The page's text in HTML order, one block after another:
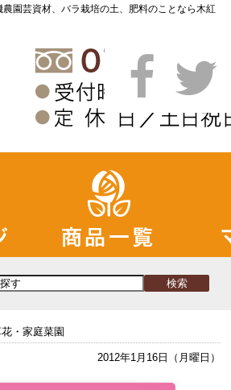
園芸資材、バラ栽培の土、肥料のことなら木紅
花・家庭菜園
2012年1月16日（月曜日）